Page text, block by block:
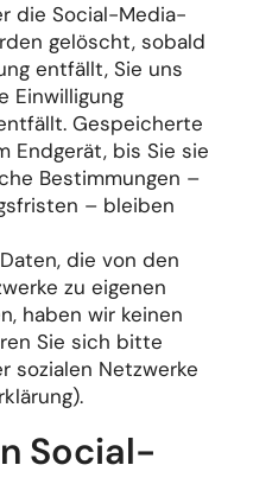
die Social-Media-
gelöscht, sobald
entfällt, Sie uns
Einwilligung
Gespeicherte
Endgerät, bis Sie sie
Bestimmungen –
– bleiben
die von den
zu eigenen
haben wir keinen
Sie sich bitte
sozialen Netzwerke
Social-